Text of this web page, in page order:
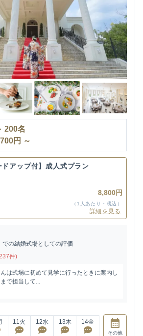
200名
円 ～
ドアップ付】成人式プラン
8,800円
（1人あたり・税込）
詳細を見る
での結婚式場としての評価
件)
は式場に初めて見学に行ったときに案内し
で担当して...
11火 12水 13木 14金
その他